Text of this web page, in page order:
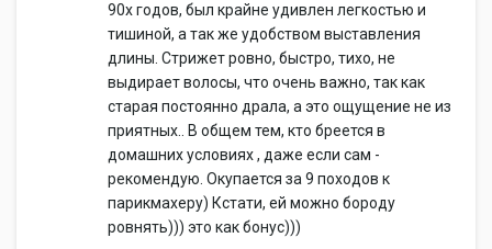
90х годов, был крайне удивлен легкостью и
тишиной, а так же удобством выставления
длины. Стрижет ровно, быстро, тихо, не
выдирает волосы, что очень важно, так как
старая постоянно драла, а это ощущение не из
приятных.. В общем тем, кто бреется в
домашних условиях , даже если сам -
рекомендую. Окупается за 9 походов к
парикмахеру) Кстати, ей можно бороду
ровнять))) это как бонус)))